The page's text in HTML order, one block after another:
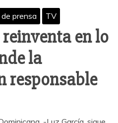
prensa TV
en lo
la
responsable